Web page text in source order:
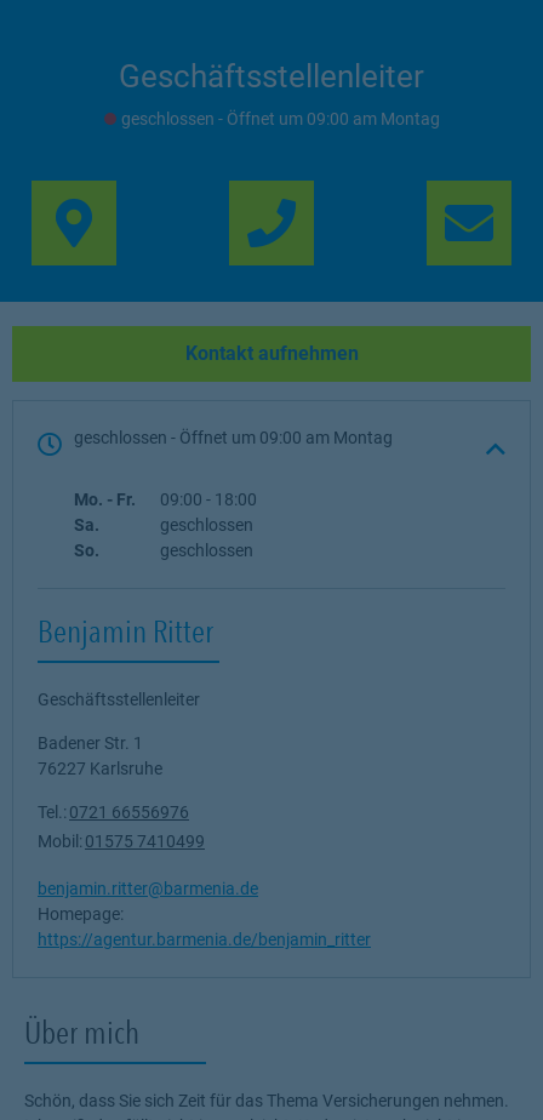
Geschäftsstellenleiter
geschlossen - Öffnet um 09:00 Montag
Link Opens in New
Über mich
Schön, dass Sie sich Zeit für das Thema Versicherungen nehmen.
Kontakt aufnehmen
geschlossen - Öffnet um 09:00 Montag
Wochentag Öffnungszeiten
Mo. - Fr. 09:00 - 18:00
Sa.
geschlossen
So.
geschlossen
Benjamin Ritter
Geschäftsstellenleiter
Badener Str. 1
76227 Karlsruhe
Tel.: 0721 66556976
Mobil: 01575 7410499
benjamin.ritter@barmenia.de
Homepage:
https://agentur.barmenia.de/benjamin_ritter